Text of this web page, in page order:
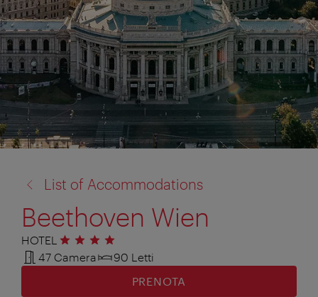
a:
List of Accommodations
Beethoven Wien
HOTEL 4 stelle
47 Camera
90 Letti
PRENOTA